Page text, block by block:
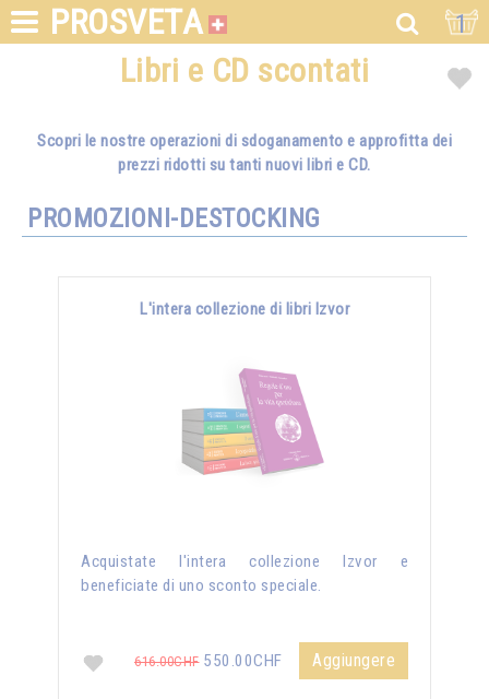
PROSVETA 1
Libri e CD scontati
Scopri le nostre operazioni di sdoganamento e approfitta dei
prezzi ridotti su tanti nuovi libri e CD.
PROMOZIONI-DESTOCKING
L'intera collezione di libri Izvor
Acquistate l'intera collezione Izvor e
beneficiate di uno sconto speciale.
616.00CHF550.00CHF Aggiungere